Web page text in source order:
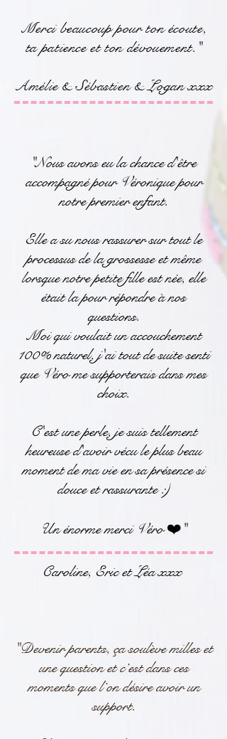
Merci beaucoup pour ton écoute,
ta patience et ton dévouement."
Amélie & Sébastien & Logan xxx
"Nous avons eu la chance d'être
accompagné pour Véronique pour
notre premier enfant.
Elle a su nous rassurer sur tout le
processus de la grossesse et même
lorsque notre petite fille est née, elle
était la pour répondre à nos
questions.
Moi qui voulait un accouchement
100% naturel, j'ai tout de suite senti
que Véro me supporterais dans mes
choix.
C'est une perle, je suis tellement
heureuse d'avoir vécu le plus beau
moment de ma vie en sa présence si
douce et rassurante :)
Un énorme merci Véro ❤️"
Caroline, Eric et Léa xxx
"Devenir parents, ça soulève milles et
une question et c’est dans ces
moments que l’on désire avoir un
support.